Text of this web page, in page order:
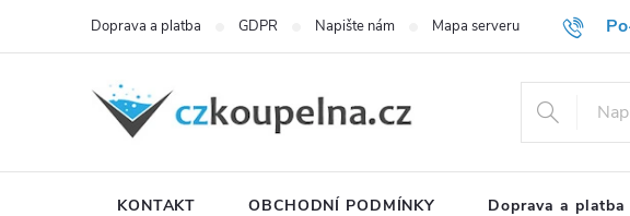
Doprava a platba GDPR Napište nám Mapa serveru
KONTAKT OBCHODNÍ PODMÍNKY Doprava a platba